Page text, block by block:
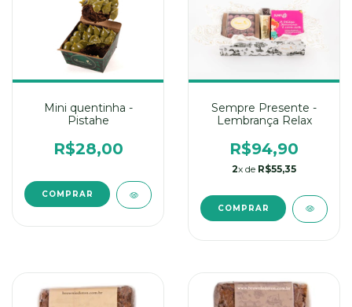
Mini quentinha -
Pistahe
R$28,00
Sempre Presente -
Lembrança Relax
R$94,90
2x de R$55,35